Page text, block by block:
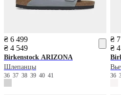
₴ 6 499
₴ 4 549
Birkenstock ARIZONA
Шлепанцы
36 37 38 39 40 41
₴
₴
36